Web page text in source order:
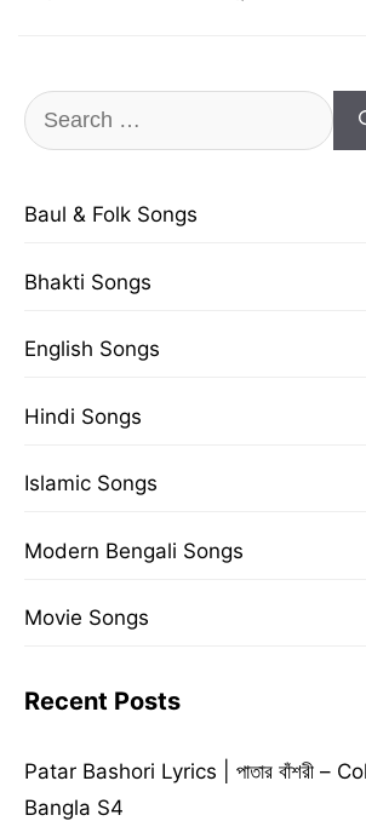
Search
for:
Baul & Folk Songs
Bhakti Songs
English Songs
Hindi Songs
Islamic Songs
Modern Bengali Songs
Movie Songs
Recent Posts
Patar Bashori Lyrics | পাতার বাঁশরী –
Bangla S4